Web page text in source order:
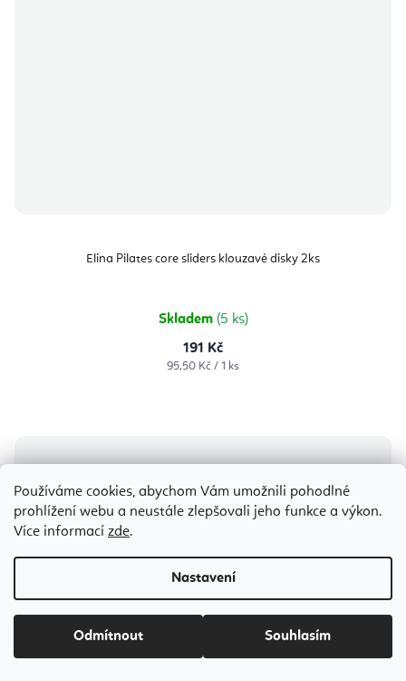
Používáme cookies, abychom Vám umožnili pohodlné
prohlížení webu a neustále zlepšovali jeho funkce a výkon.
Více informací zde.
Nastavení
Odmítnout Souhlasím
Elina Pilates core sliders klouzavé disky 2ks
Skladem (5 ks)
191 Kč
Měrná
95,50 Kč / 1 ks